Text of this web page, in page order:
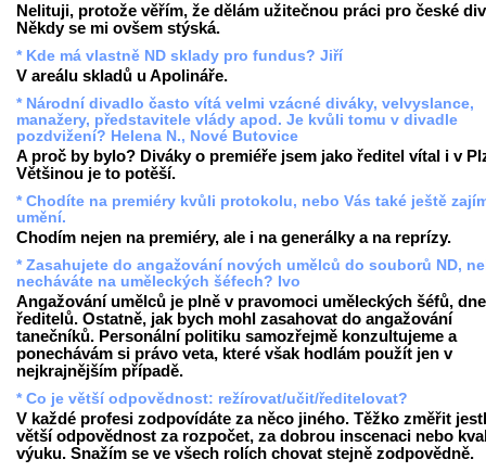
Nelituji, protože věřím, že dělám užitečnou práci pro české
Někdy se mi ovšem stýská.
* Kde má vlastně ND sklady pro fundus? Jiří
V areálu skladů u Apolináře.
* Národní divadlo často vítá velmi vzácné diváky, velvyslance,
manažery, představitele vlády apod. Je kvůli tomu v divadle
pozdvižení? Helena N., Nové Butovice
A proč by bylo? Diváky o premiéře jsem jako ředitel vítal i v
Většinou je to potěší.
* Chodíte na premiéry kvůli protokolu, nebo Vás také ještě
umění.
Chodím nejen na premiéry, ale i na generálky a na reprízy.
* Zasahujete do angažování nových umělců do souborů ND,
necháváte na uměleckých šéfech? Ivo
Angažování umělců je plně v pravomoci uměleckých šéfů,
ředitelů. Ostatně, jak bych mohl zasahovat do angažování
tanečníků. Personální politiku samozřejmě konzultujeme a
ponechávám si právo veta, které však hodlám použít jen v
nejkrajnějším případě.
* Co je větší odpovědnost: režírovat/učit/ředitelovat?
V každé profesi zodpovídáte za něco jiného. Těžko změřit
větší odpovědnost za rozpočet, za dobrou inscenaci nebo
výuku. Snažím se ve všech rolích chovat stejně zodpovědně.